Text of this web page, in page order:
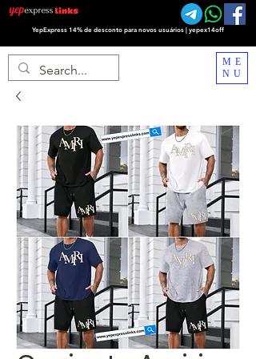
YepExpress 14% de desconto para novos usuários | yepex14off
ME
NU